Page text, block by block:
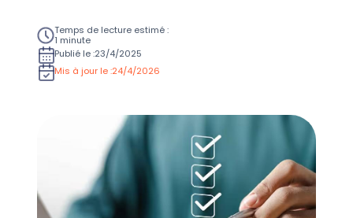
Temps de lecture estimé :
1 minute
Publié le :23/4/2025
Mis à jour le :24/4/2026